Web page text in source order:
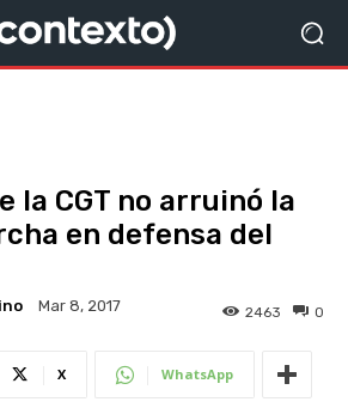
la CGT no arruinó la
en defensa del
Mar 8, 2017 0
2463
X WhatsApp